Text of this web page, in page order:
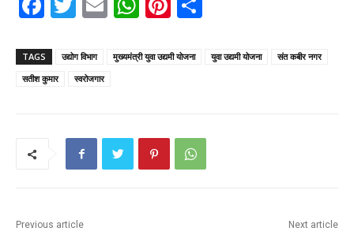
c
e
itt
er
ai a
p
p
er ar
TAGS उद्योग विभाग मुख्यमंत्री युवा उद्यमी योजना युवा उद्यमी योजना
संत कबीर नगर
सतीश कुमार
स्वरोजगार
Previous article Next article